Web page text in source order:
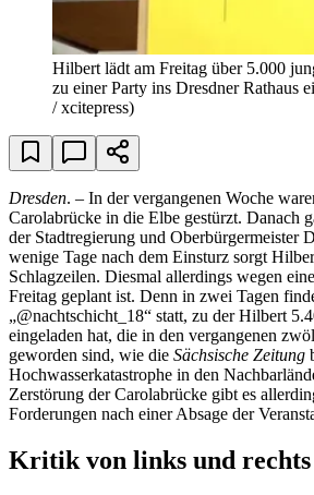
Hilbert lädt am Freitag über 5.000
zu einer Party ins Dresdner Rathaus
/ xcitepress)
Dresden. – In der vergangenen Woche
Carolabrücke in die Elbe gestürzt. Danach
der Stadtregierung und
wenige Tage nach dem Einsturz sorgt
Schlagzeilen. Diesmal allerdings wegen
Freitag geplant ist. Denn in zwei Tagen
„@nachtschicht_18“ statt, zu der Hilbert
eingeladen hat, die in den vergangenen
geworden sind, wie die Sächsische Zeitung
Hochwasserkatastrophe in den
Zerstörung der Carolabrücke gibt es
Forderungen nach einer Absage der
Kritik von links und rechts